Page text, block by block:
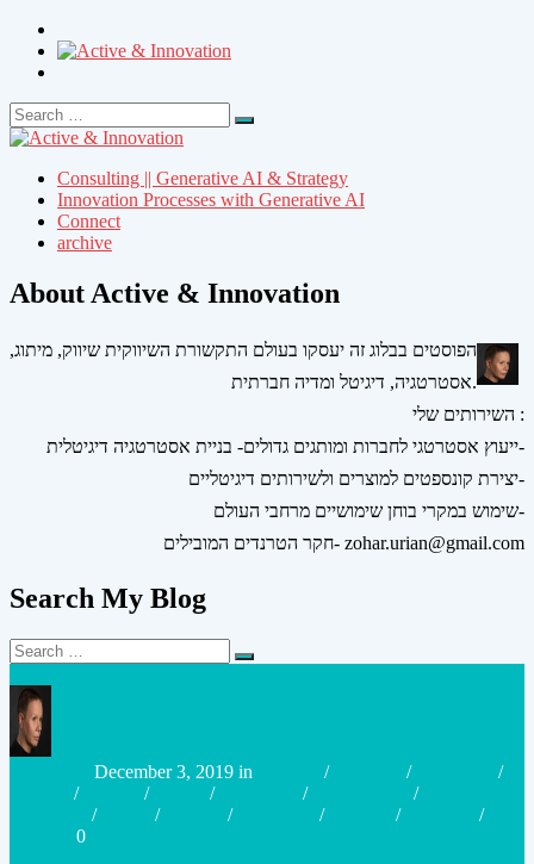
Search
for:
Search
Consulting || Generative AI & Strategy
Innovation Processes with Generative AI
Connect
archive
About Active & Innovation
הפוסטים בבלוג זה יעסקו בעולם התקשורת השיווקית שיווק, מיתוג,
אסטרטגיה, דיגיטל ומדיה חברתית.
השירותים שלי :
ייעוץ אסטרטגי לחברות ומותגים גדולים- בניית אסטרטגיה דיגיטלית-
יצירת קונספטים למוצרים ולשירותים דיגיטליים-
שימוש במקרי בוחן שימושיים מרחבי העולם-
חקר הטרנדים המובילים- zohar.urian@gmail.com
Search My Blog
Search
for:
Search
December 3, 2019 in / /
/
/ / / / /
/ / / / /
/
0